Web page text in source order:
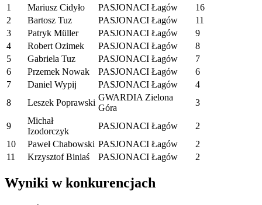
1
Mariusz Cidyło PASJONACI Łagów
16
2
Bartosz Tuz PASJONACI Łagów
11
3
Patryk Müller PASJONACI Łagów
9
4
Robert Ozimek PASJONACI Łagów
8
5
Gabriela Tuz PASJONACI Łagów
7
6
Przemek Nowak PASJONACI Łagów
6
7
Daniel Wypij PASJONACI Łagów
4
8
Leszek Poprawski
GWARDIA Zielona
Góra
3
9
Michał
Izodorczyk
PASJONACI Łagów
2
10
Paweł Chabowski PASJONACI Łagów
2
11
Krzysztof Biniaś PASJONACI Łagów 2
Wyniki w konkurencjach